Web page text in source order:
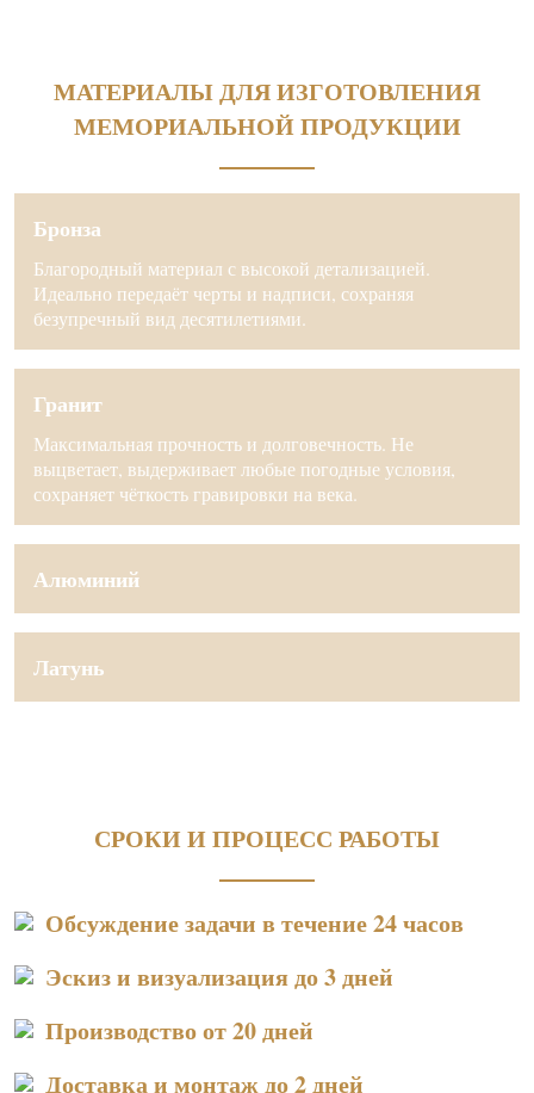
МАТЕРИАЛЫ ДЛЯ ИЗГОТОВЛЕНИЯ
МЕМОРИАЛЬНОЙ ПРОДУКЦИИ
Бронза
Благородный материал с высокой детализацией.
Идеально передаёт черты и надписи, сохраняя
безупречный вид десятилетиями.
Гранит
Максимальная прочность и долговечность. Не
выцветает, выдерживает любые погодные условия,
сохраняет чёткость гравировки на века.
Алюминий
Латунь
СРОКИ И ПРОЦЕСС РАБОТЫ
Обсуждение задачи в течение 24 часов
Эскиз и визуализация до 3 дней
Производство от 20 дней
Доставка и монтаж до 2 дней